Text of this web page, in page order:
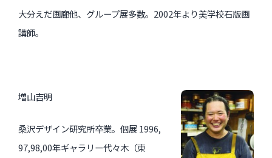
大分えだ画廊他、グループ展多数。2002年より美学校石版画
講師。
増山吉明
桑沢デザイン研究所卒業。個展 1996,
97,98,00年ギャラリー代々木（東